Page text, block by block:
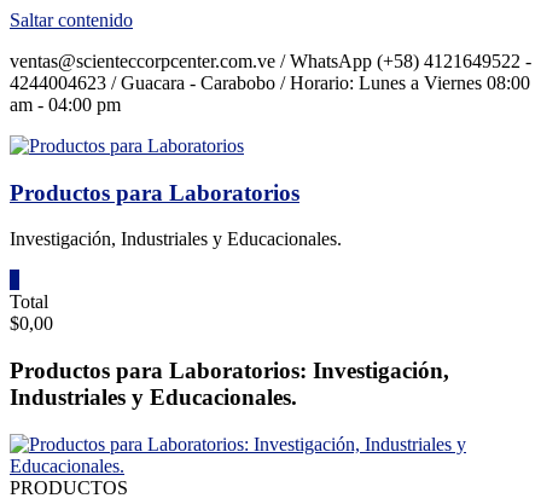
Saltar contenido
ventas@scienteccorpcenter.com.ve / WhatsApp (+58) 4121649522 -
4244004623 / Guacara - Carabobo / Horario: Lunes a Viernes 08:00
am - 04:00 pm
Productos para Laboratorios
Investigación, Industriales y Educacionales.
Total
$0,00
Productos para Laboratorios: Investigación,
Industriales y Educacionales.
PRODUCTOS